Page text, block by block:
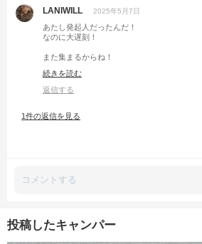
LANIWILL 2025年5月7日
あたし発起人だったんだ！
なのに大遅刻！
また集まるからね！
続きを読む
返信する
1件の返信を見る
投稿したキャンパー